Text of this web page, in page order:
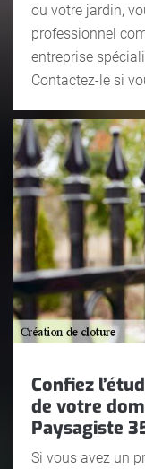
ou votre jardin,
professionnel
entreprise
Contactez-le si
Confiez
de votre
Paysagiste
Si vous avez un